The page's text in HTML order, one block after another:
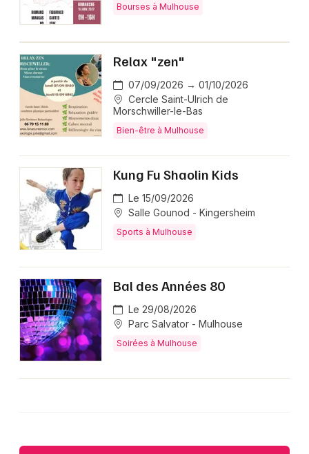
Bourses à Mulhouse
Relax "zen"
07/09/2026 → 01/10/2026
Cercle Saint-Ulrich de
Morschwiller-le-Bas
Bien-être à Mulhouse
Kung Fu Shaolin Kids
Le 15/09/2026
Salle Gounod - Kingersheim
Sports à Mulhouse
Bal des Années 80
Le 29/08/2026
Parc Salvator - Mulhouse
Soirées à Mulhouse